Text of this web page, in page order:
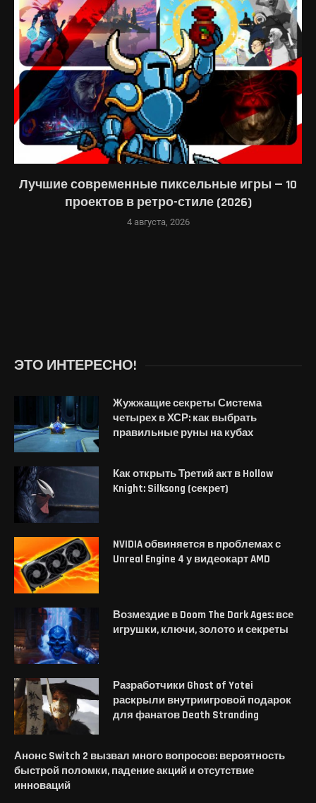
современные пиксельные игры — 10
проектов в ретро-стиле (2026)
4 августа, 2026
ЭТО ИНТЕРЕСНО!
Жужжащие секреты Система
четырех в ХСР: как выбрать
правильные руны на кубах
Как открыть Третий акт в Hollow
Knight: Silksong (секрет)
NVIDIA обвиняется в проблемах с
Unreal Engine 4 у видеокарт AMD
Возмездие в Doom The Dark Ages: все
игрушки, ключи, золото и секреты
Разработчики Ghost of Yotei
раскрыли внутриигровой подарок
для фанатов Death Stranding
Анонс Switch 2 вызвал много вопросов: вероятность
быстрой поломки, падение акций и отсутствие
инноваций